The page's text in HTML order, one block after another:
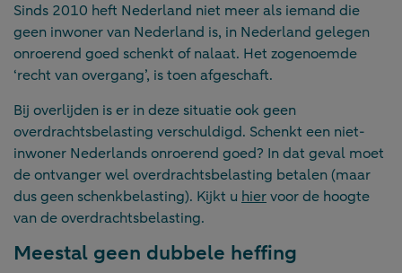
Sinds 2010 heft Nederland niet meer als iemand die
geen inwoner van Nederland is, in Nederland gelegen
onroerend goed schenkt of nalaat. Het zogenoemde
‘recht van overgang’, is toen afgeschaft.
Bij overlijden is er in deze situatie ook geen
overdrachtsbelasting verschuldigd. Schenkt een niet-
inwoner Nederlands onroerend goed? In dat geval moet
de ontvanger wel overdrachtsbelasting betalen (maar
dus geen schenkbelasting). Kijkt u hiervoor de hoogte
van de overdrachtsbelasting.
Meestal geen dubbele heffing